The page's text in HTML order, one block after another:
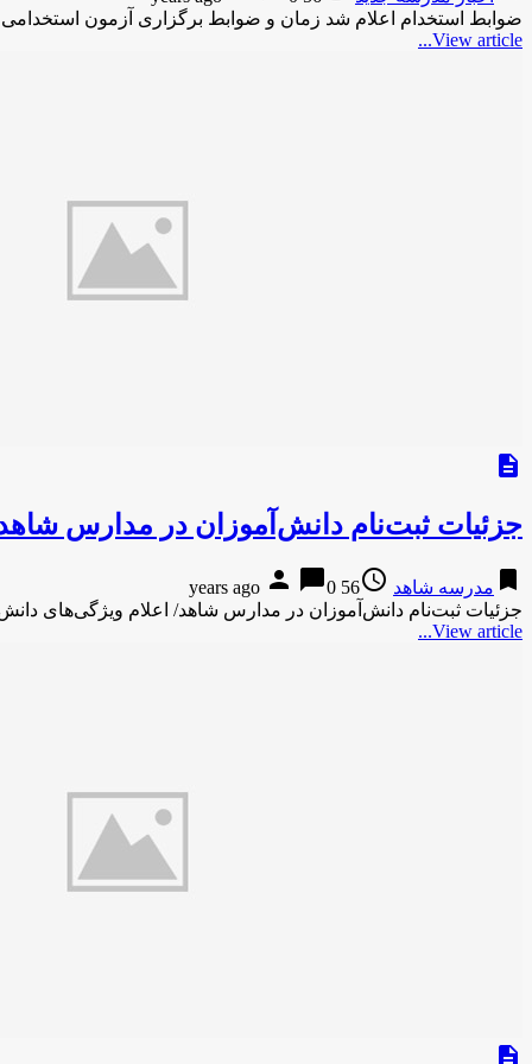
ضوابط استخدام اعلام شد زمان و ضوابط برگزاری آزمون استخدامی در آموزش و
View article...
description
جزئیات ثبت‌نام دانش‌آموزان در مدارس
bookmark مدرسه شاهد access_time
56 years ago
person chat_bubble0
جزئیات ثبت‌نام دانش‌آموزان در مدارس شاهد/ اعلام ویژگی‌های
View article...
description